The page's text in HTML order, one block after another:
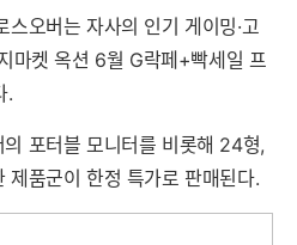
오버는 자사의 인기 게이밍·고
마켓 옥션 6월 G락페+빡세일 프
.
포터블 모니터를 비롯해 24형,
품군이 한정 특가로 판매된다.